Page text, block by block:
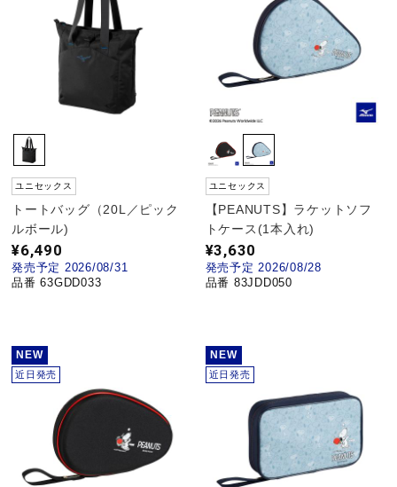
陸上競技
柔道
ウィンタースポーツ
ウォーキングシューズ
ライフスタイルグッズ
ユニセックス
トートバッグ（20L／ピック
ルボール)
¥6,490
発売予定 2026/08/31
品番 63GDD033
ユニセックス
【PEANUTS】ラケットソフ
トケース(1本入れ)
¥3,630
発売予定 2026/08/28
品番 83JDD050
NEW
近日発売
NEW
近日発売